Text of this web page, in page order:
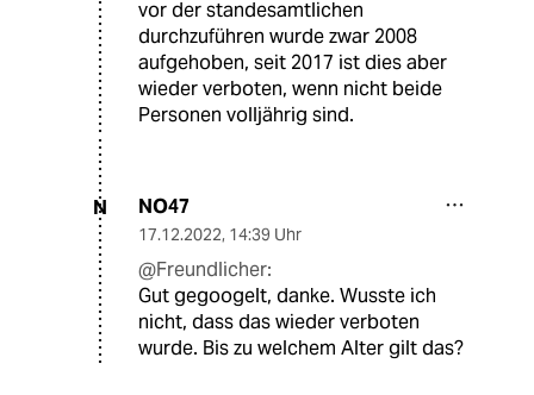
vor der standesamtlichen
durchzuführen wurde zwar 2008
aufgehoben, seit 2017 ist dies aber
wieder verboten, wenn nicht beide
Personen volljährig sind.
N NO47
17.12.2022, 14:39 Uhr
@Freundlicher:
Gut gegoogelt, danke. Wusste ich
nicht, dass das wieder verboten
wurde. Bis zu welchem Alter gilt das?